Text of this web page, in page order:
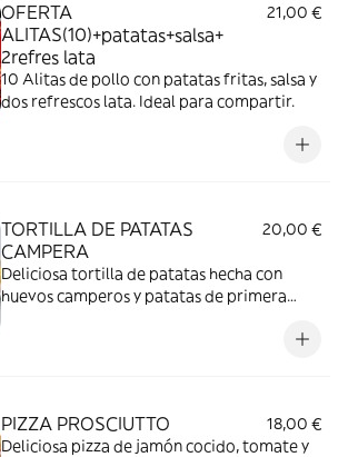
OFERTA
ALITAS(10)+patatas+salsa+
2refres lata
21,00 €
10 Alitas de pollo con patatas fritas, salsa y
dos refrescos lata. Ideal para compartir.
TORTILLA DE PATATAS
CAMPERA
20,00 €
Deliciosa tortilla de patatas hecha con
huevos camperos y patatas de primera
PIZZA PROSCIUTTO
18,00 €
Deliciosa pizza de jamón cocido, tomate y